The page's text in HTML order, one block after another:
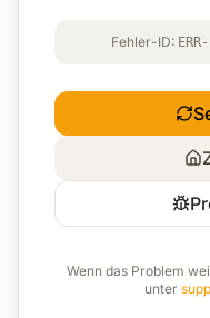
Fehler-ID:
Wenn das Problem
unter